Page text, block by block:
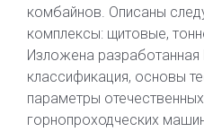
комбайнов. Описаны
комплексы: щитовые,
Изложена
классификация, основы
параметры
горнопроходческих